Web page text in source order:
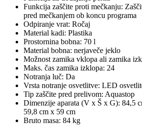
Funkcija zaščite proti mečkanju:
pred mečkanjem ob koncu programa
Odpiranje vrat: Ročaj
Material kadi: Plastika
Prostornina bobna: 70 l
Material bobna: nerjaveče jeklo
Možnost zamika vklopa ali zamika
Maks. čas zamika izklopa: 24
Notranja luč: Da
Vrsta notranje osvetlitve: LED
Tip zaščite pred prelivom: Aquastop
Dimenzije aparata (V x Š x G): 84,5
59,8 cm x 59 cm
Bruto masa: 84 kg